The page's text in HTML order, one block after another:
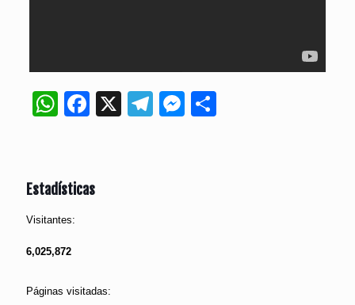
WhatsApp
Facebook
X Telegram
Messenger
Estadísticas
Visitantes:
6,025,872
Páginas visitadas: